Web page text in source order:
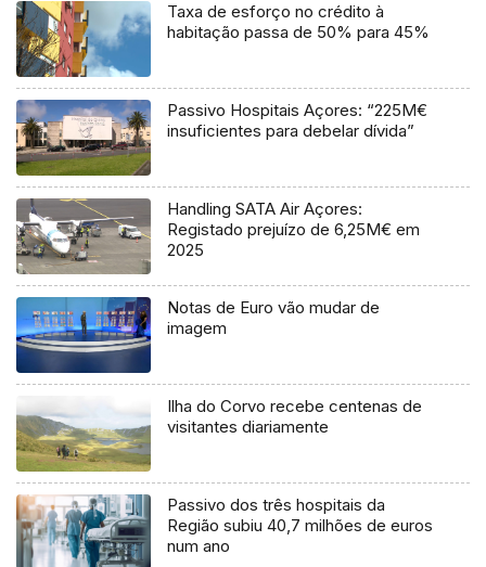
Taxa de esforço no crédito à
habitação passa de 50% para 45%
Passivo Hospitais Açores: “225M€
insuficientes para debelar dívida”
Handling SATA Air Açores:
Registado prejuízo de 6,25M€ em
2025
Notas de Euro vão mudar de
imagem
Ilha do Corvo recebe centenas de
visitantes diariamente
Passivo dos três hospitais da
Região subiu 40,7 milhões de euros
num ano